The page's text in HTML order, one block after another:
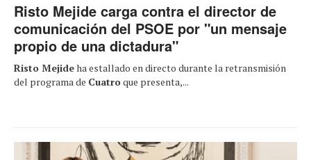
Risto Mejide carga contra el director de
comunicación del PSOE por "un mensaje
propio de una dictadura"
Risto Mejideha estallado en directo durante la retransmisión
del programa de Cuatroque presenta,...